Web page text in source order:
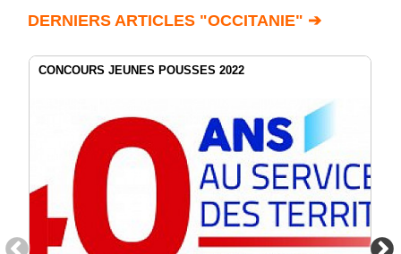
DERNIERS ARTICLES "OCCITANIE" ➔
CONCOURS JEUNES POUSSES 2022